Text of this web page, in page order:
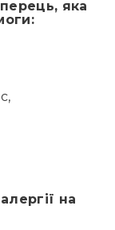
яка
на